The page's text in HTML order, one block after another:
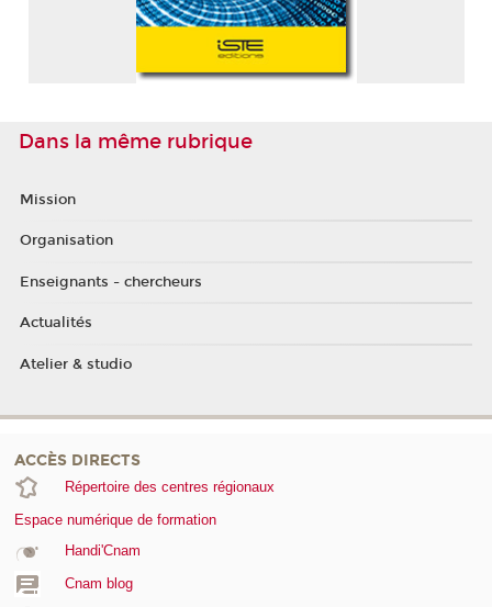
Dans la même rubrique
Mission
Organisation
Enseignants - chercheurs
Actualités
Atelier & studio
ACCÈS DIRECTS
Répertoire des centres régionaux
Espace numérique de formation
Handi'Cnam
Cnam blog